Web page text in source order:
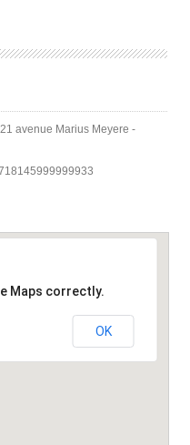
avenue Marius Meyere -
Maps correctly.
OK